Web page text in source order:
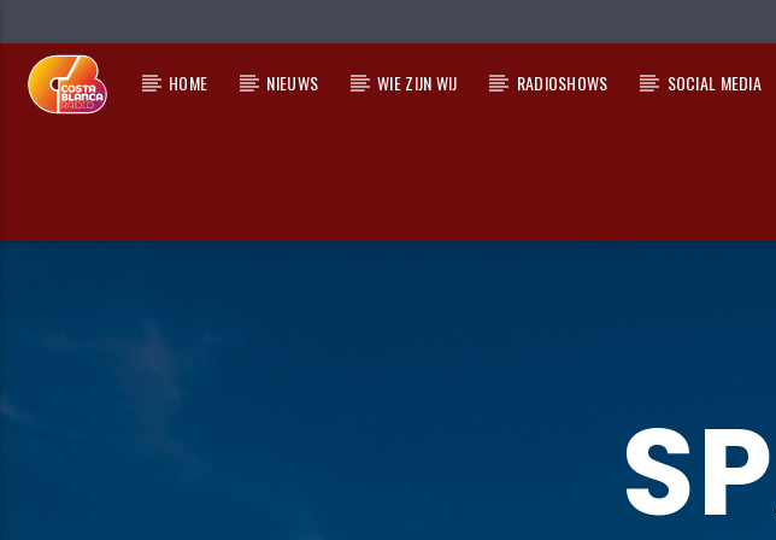
HOME NIEUWS WIE ZIJN WIJ RADIOSHOWS SOCIAL MEDIA